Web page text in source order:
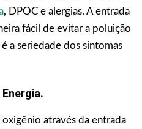
, DPOC e alergias. A entrada
fácil de evitar a poluição
a seriedade dos sintomas
através da entrada